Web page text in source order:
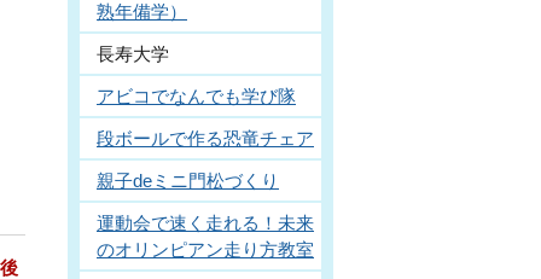
熟年備学）
長寿大学
アビコでなんでも学び隊
段ボールで作る恐竜チェア
親子deミニ門松づくり
運動会で速く走れる！未来
のオリンピアン走り方教室